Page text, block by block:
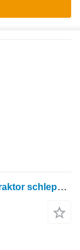
Mercedes-Benz mb trac 1300 oldtimer traktor schlepper